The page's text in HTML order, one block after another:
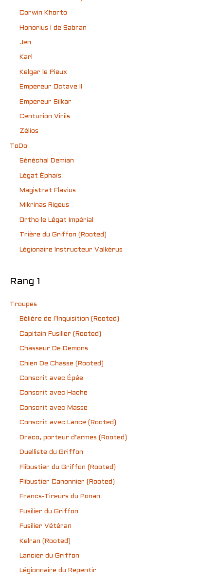
Corwin Khorto
Honorius I de Sabran
Jen
Karl
Kelgar le Pieux
Empereur Octave II
Empereur Silkar
Centurion Viriis
Zélios
ToDo
Sénéchal Demian
Légat Éphaïs
Magistrat Flavius
Mikrinas Rigeus
Ortho le Légat Impérial
Trière du Griffon (Rooted)
Légionaire Instructeur Valkérus
Rang 1
Troupes
Bélière de l’Inquisition (Rooted)
Capitain Fusilier (Rooted)
Chasseur De Demons
Chien De Chasse (Rooted)
Conscrit avec Épée
Conscrit avec Hache
Conscrit avec Masse
Conscrit avec Lance (Rooted)
Draco, porteur d’armes (Rooted)
Duelliste du Griffon
Flibustier du Griffon (Rooted)
Flibustier Canonnier (Rooted)
Francs-Tireurs du Ponan
Fusilier du Griffon
Fusilier Vétéran
Kelran (Rooted)
Lancier du Griffon
Légionnaire du Repentir